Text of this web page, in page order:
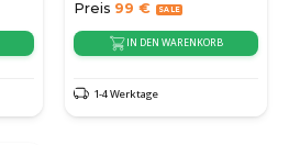
Preis 99 €
IN DEN WARENKORB
1-4 Werktage